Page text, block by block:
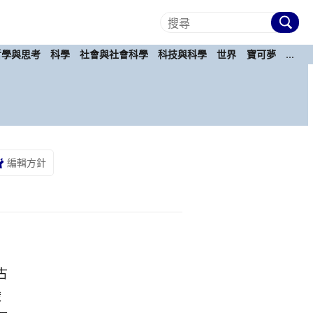
與思考 科學 社會與社會科學 科技與科學 世界 寶可夢
...
編輯方針